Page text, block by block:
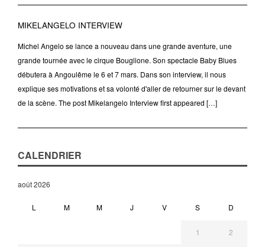
MIKELANGELO INTERVIEW
Michel Angelo se lance a nouveau dans une grande aventure, une
grande tournée avec le cirque Bouglione. Son spectacle Baby Blues
débutera à Angoulême le 6 et 7 mars. Dans son interview, il nous
explique ses motivations et sa volonté d'aller de retourner sur le devant
de la scène. The post Mikelangelo Interview first appeared […]
CALENDRIER
août 2026
L M M J V S D
1 2